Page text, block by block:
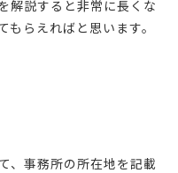
解説すると非常に長くな
らえればと思います。
、事務所の所在地を記載